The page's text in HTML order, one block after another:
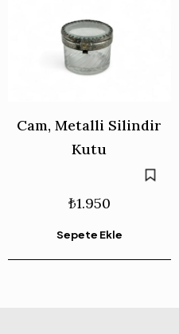
Cam, Metalli Silindir
Kutu
₺1.950
Sepete Ekle